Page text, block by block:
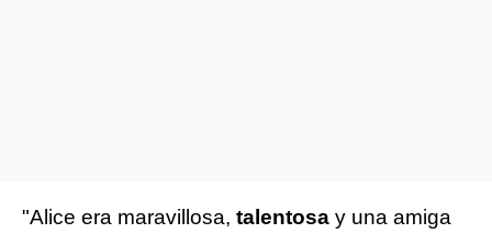
"Alice era maravillosa, talentosa y una amiga